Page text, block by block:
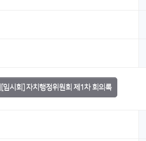
시회] 자치행정위원회 제1차 회의록